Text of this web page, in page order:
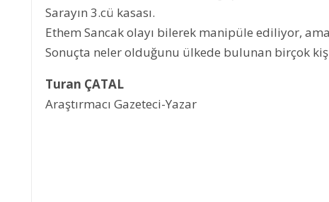
Sarayın 3.cü kasası.
Ethem Sancak olayı bilerek manipüle ediliyor,
Sonuçta neler olduğunu ülkede bulunan birçok
Turan ÇATAL
Araştırmacı Gazeteci-Yazar